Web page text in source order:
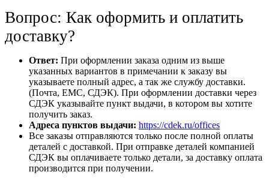
Вопрос: Как оформить и оплатить
доставку?
Ответ: При оформлении заказа одним из выше
указанных вариантов в примечании к заказу вы
указываете полный адрес, а так же службу доставки.
(Почта, ЕМС, СДЭК). При оформлении доставки через
СДЭК указывайте пункт выдачи, в котором вы хотите
получить заказ.
Адреса пунктов выдачи: https://cdek.ru/offices
Все заказы отправляются только после полной оплаты
деталей с доставкой. При отправке деталей компанией
СДЭК вы оплачиваете только детали, за доставку оплата
производится при получении.